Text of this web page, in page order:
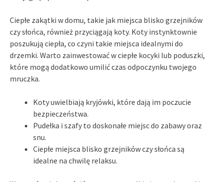
Ciepłe zakątki w domu, takie jak miejsca blisko grzejników
czy słońca, również przyciągają koty. Koty instynktownie
poszukują ciepła, co czyni takie miejsca idealnymi do
drzemki. Warto zainwestować w ciepłe kocyki lub poduszki,
które mogą dodatkowo umilić czas odpoczynku twojego
mruczka.
Koty uwielbiają kryjówki, które dają im poczucie
bezpieczeństwa.
Pudełka i szafy to doskonałe miejsc do zabawy oraz
snu.
Ciepłe miejsca blisko grzejników czy słońca są
idealne na chwilę relaksu.